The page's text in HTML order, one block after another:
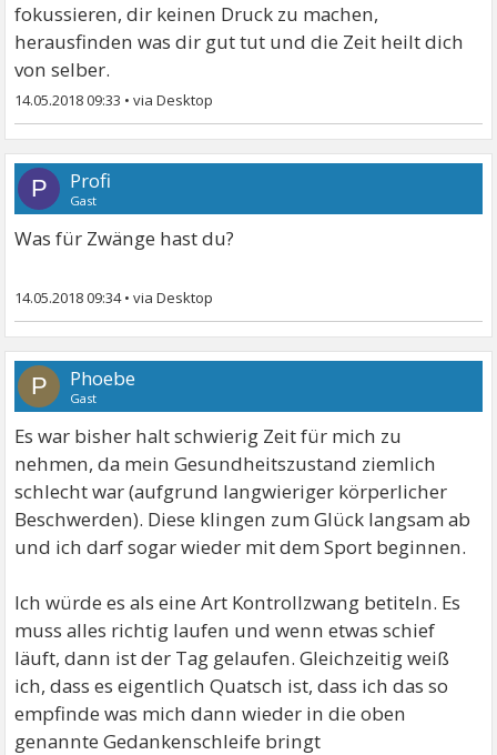
fokussieren, dir keinen Druck zu machen,
herausfinden was dir gut tut und die Zeit heilt dich
von selber.
14.05.2018 09:33 •
P Profi
Gast
Was für Zwänge hast du?
14.05.2018 09:34•
P Phoebe
Gast
Es war bisher halt schwierig Zeit für mich zu
nehmen, da mein Gesundheitszustand ziemlich
schlecht war (aufgrund langwieriger körperlicher
Beschwerden). Diese klingen zum Glück langsam ab
und ich darf sogar wieder mit dem Sport beginnen.
Ich würde es als eine Art Kontrollzwang betiteln. Es
muss alles richtig laufen und wenn etwas schief
läuft, dann ist der Tag gelaufen. Gleichzeitig weiß
ich, dass es eigentlich Quatsch ist, dass ich das so
empfinde was mich dann wieder in die oben
genannte Gedankenschleife bringt